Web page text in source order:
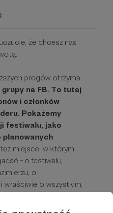
że chcesz nas
progów otrzyma
na FB. To tutaj
i członków
Pokażemy
festiwalu, jako
miejsce, w którym
- o festiwalu,
o
o wszystkim,